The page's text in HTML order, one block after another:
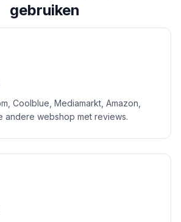
gebruiken
Coolblue, Mediamarkt, Amazon,
andere webshop met reviews.